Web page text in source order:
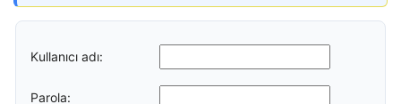
Kullanıcı adı:
Parola: